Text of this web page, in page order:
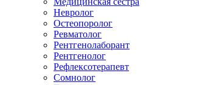
Невролог
Остеопоролог
Ревматолог
Рентгенолаборант
Рентгенолог
Рефлексотерапевт
Сомнолог